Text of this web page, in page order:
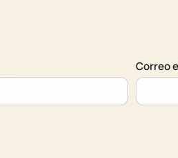
Correo